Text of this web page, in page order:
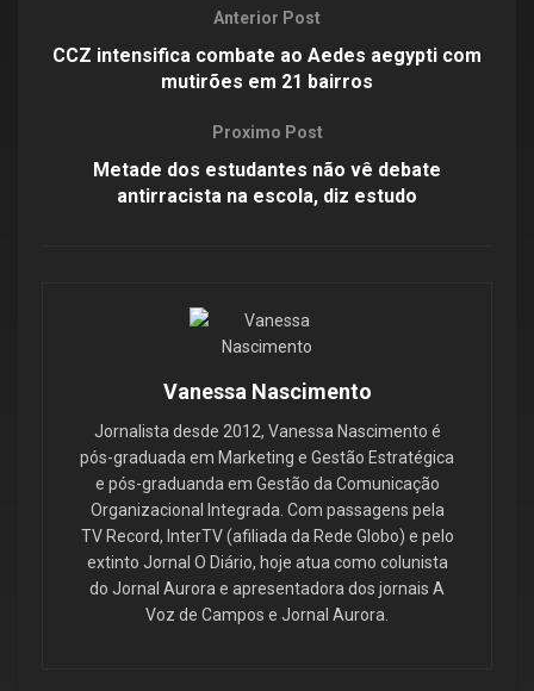
Anterior Post
CCZ intensifica combate ao Aedes aegypti com
mutirões em 21 bairros
Proximo Post
Metade dos estudantes não vê debate
antirracista na escola, diz estudo
Vanessa Nascimento
Jornalista desde 2012, Vanessa Nascimento é
pós-graduada em Marketing e Gestão Estratégica
e pós-graduanda em Gestão da Comunicação
Organizacional Integrada. Com passagens pela
TV Record, InterTV (afiliada da Rede Globo) e pelo
extinto Jornal O Diário, hoje atua como colunista
do Jornal Aurora e apresentadora dos jornais A
Voz de Campos e Jornal Aurora.